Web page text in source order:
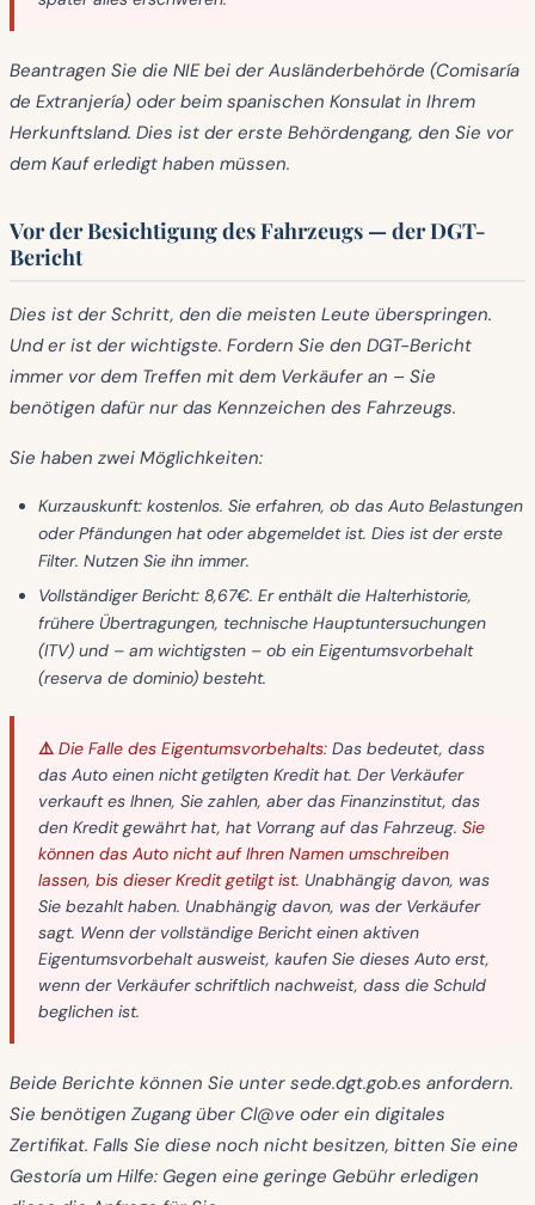
Beantragen Sie die NIE bei der Ausländerbehörde (Comisaría
de Extranjería) oder beim spanischen Konsulat in Ihrem
Herkunftsland. Dies ist der erste Behördengang, den Sie vor
dem Kauf erledigt haben müssen.
Vor der Besichtigung des Fahrzeugs — der DGT-
Bericht
Dies ist der Schritt, den die meisten Leute überspringen.
Und er ist der wichtigste. Fordern Sie den DGT-Bericht
immer vor dem Treffen mit dem Verkäufer an – Sie
benötigen dafür nur das Kennzeichen des Fahrzeugs.
Sie haben zwei Möglichkeiten:
Kurzauskunft: kostenlos. Sie erfahren, ob das Auto Belastungen
oder Pfändungen hat oder abgemeldet ist. Dies ist der erste
Filter. Nutzen Sie ihn immer.
Vollständiger Bericht: 8,67€. Er enthält die Halterhistorie,
frühere Übertragungen, technische Hauptuntersuchungen
(ITV) und – am wichtigsten – ob ein Eigentumsvorbehalt
(reserva de dominio) besteht.
⚠️ Die Falle des Eigentumsvorbehalts: Das bedeutet, dass
das Auto einen nicht getilgten Kredit hat. Der Verkäufer
verkauft es Ihnen, Sie zahlen, aber das Finanzinstitut, das
den Kredit gewährt hat, hat Vorrang auf das Fahrzeug. Sie
können das Auto nicht auf Ihren Namen umschreiben
lassen, bis dieser Kredit getilgt ist. Unabhängig davon, was
Sie bezahlt haben. Unabhängig davon, was der Verkäufer
sagt. Wenn der vollständige Bericht einen aktiven
Eigentumsvorbehalt ausweist, kaufen Sie dieses Auto erst,
wenn der Verkäufer schriftlich nachweist, dass die Schuld
beglichen ist.
Beide Berichte können Sie unter sede.dgt.gob.es anfordern.
Sie benötigen Zugang über Cl@ve oder ein digitales
Zertifikat. Falls Sie diese noch nicht besitzen, bitten Sie eine
Gestoría um Hilfe: Gegen eine geringe Gebühr erledigen